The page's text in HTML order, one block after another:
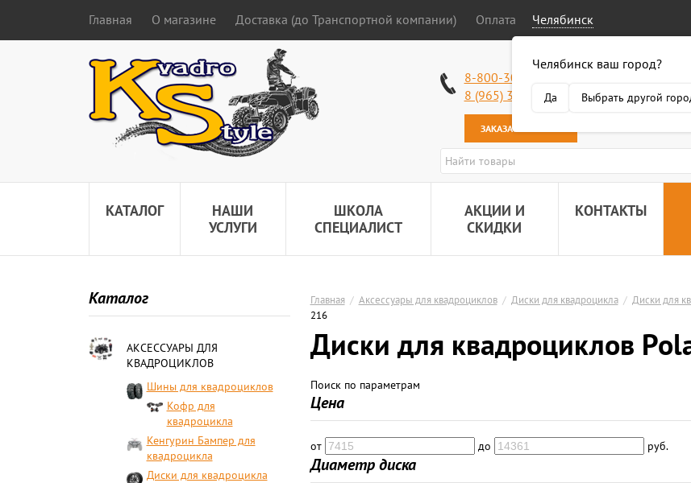
Главная О магазине Доставка (до Транспортной компании) Оплата Челябинск
Челябинск ваш город?
Да Выбрать другой
8-800-301-50-58
8 (965) 318-34-38
ЗАКАЗАТЬ ЗВОНОК
КАТАЛОГ
НАШИ
УСЛУГИ
ШКОЛА
СПЕЦИАЛИСТ
АКЦИИ И
СКИДКИ
КОНТАКТЫ
Каталог
АКСЕССУАРЫ ДЛЯ
КВАДРОЦИКЛОВ
Шины для квадроциклов
Кофр для
квадроцикла
Кенгурин Бампер для
квадроцикла
Диски для квадроцикла
Главная / Аксессуары для квадроциклов / Диски для квадроцикла / Диски для
216
Диски для квадроциклов
Поиск по параметрам
Цена
от до руб.
Диаметр диска